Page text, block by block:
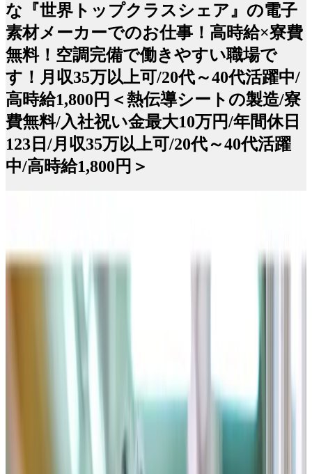
な『世界トップクラスシェア』の電子
素材メーカーでのお仕事！高時給×寮費
無料！空調完備で働きやすい職場で
す！月収35万以上可/20代～40代活躍中/
高時給1,800円＜熱伝導シートの製造/寮
費無料/入社祝い金最大10万円/年間休日
123日/月収35万以上可/20代～40代活躍
中/高時給1,800円＞